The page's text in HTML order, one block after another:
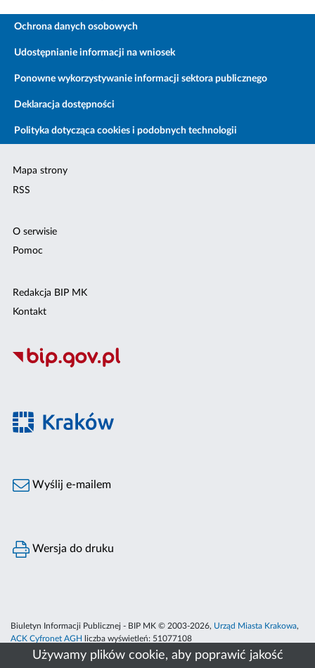
Używamy plików cookie, aby poprawić jakość
Ochrona danych osobowych
Udostępnianie informacji na wniosek
Ponowne wykorzystywanie informacji sektora publicznego
Deklaracja dostępności
Polityka dotycząca cookies i podobnych technologii
Mapa strony
RSS
O serwisie
Pomoc
Redakcja BIP MK
Kontakt
Wyślij e-mailem
Wersja do druku
Biuletyn Informacji Publicznej - BIP MK © 2003-2026, Urząd Miasta Krakowa,
ACK Cyfronet AGH
liczba wyświetleń: 51077108